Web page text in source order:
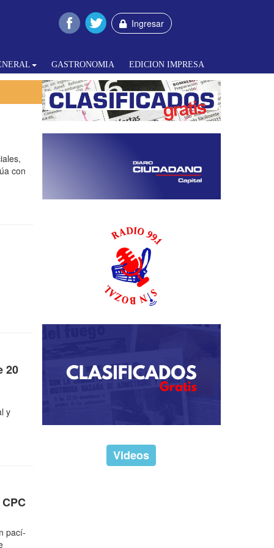
Ingresar
GASTRONOMIA EDICION IMPRESA
con
20
y
pací­
Videos